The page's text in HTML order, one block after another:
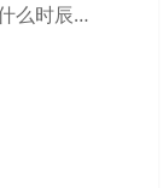
属兔人什么时辰出生会富贵双全 属兔人富贵···